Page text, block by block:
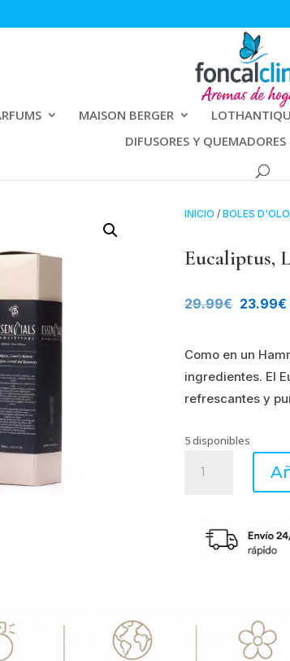
MAISON BERGER
DIFUSORES Y QUEMADORES
INICIO /BOLES
Eucaliptus,
29.99€ El
original
era:
23.99€
Como en un
ingredientes. El
refrescantes y
5 disponibles
Eucaliptus,
Laurel
Mikado